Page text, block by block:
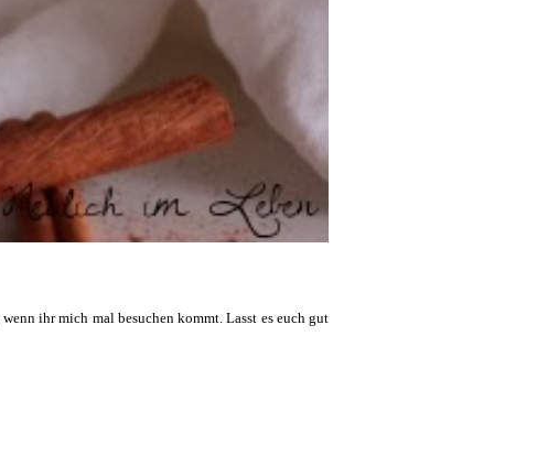
ihr mich mal besuchen kommt. Lasst es euch gut